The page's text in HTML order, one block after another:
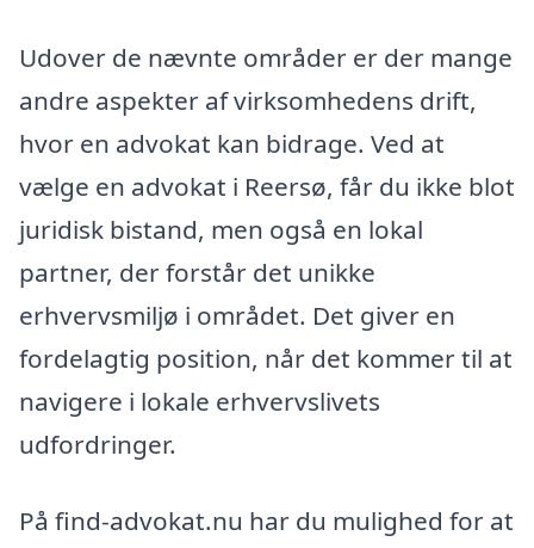
Udover de nævnte områder er der mange
andre aspekter af virksomhedens drift,
hvor en advokat kan bidrage. Ved at
vælge en advokat i Reersø, får du ikke blot
juridisk bistand, men også en lokal
partner, der forstår det unikke
erhvervsmiljø i området. Det giver en
fordelagtig position, når det kommer til at
navigere i lokale erhvervslivets
udfordringer.
På find-advokat.nu har du mulighed for at